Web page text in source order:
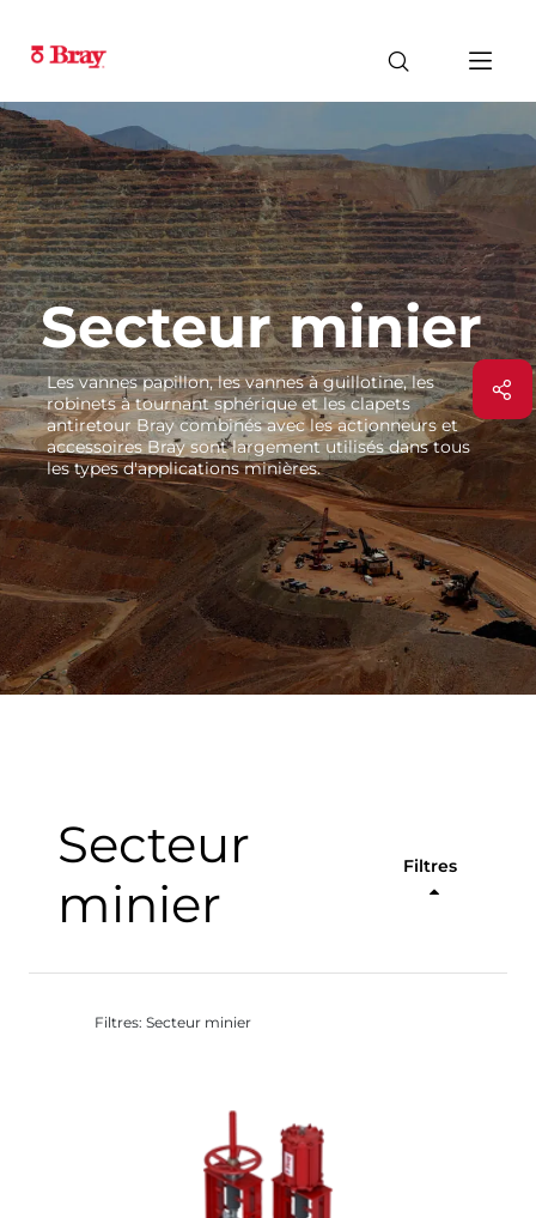
Secteur minier
Les vannes papillon, les vannes à guillotine, les
robinets à tournant sphérique et les clapets
antiretour Bray combinés avec les actionneurs et
accessoires Bray sont largement utilisés dans tous
les types d'applications minières.
Secteur
minier
Filtres
Filtres: Secteur minier